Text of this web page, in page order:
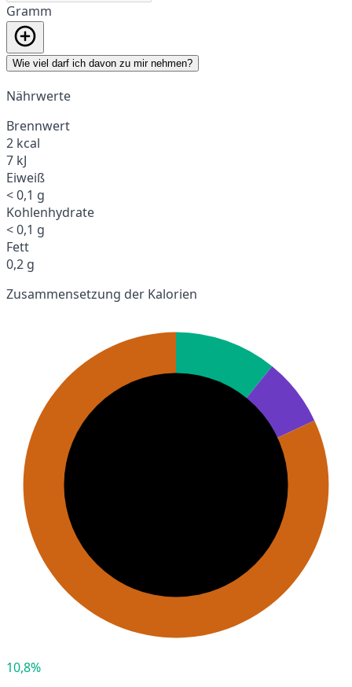
Gramm
Wie viel darf ich davon zu mir nehmen?
Nährwerte
Brennwert
2 kcal
7 kJ
Eiweiß
< 0,1 g
Kohlenhydrate
< 0,1 g
Fett
0,2 g
Zusammensetzung der Kalorien
10,8%